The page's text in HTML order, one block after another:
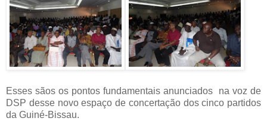
Esses sãos os pontos fundamentais anunciados na voz de
DSP desse novo espaço de concertação dos cinco partidos
da Guiné-Bissau.